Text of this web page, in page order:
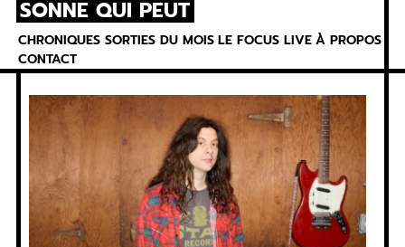
Skip
content
SONNE QUI PEUT
CHRONIQUES SORTIES DU MOIS LE FOCUS LIVE À PROPOS
CONTACT